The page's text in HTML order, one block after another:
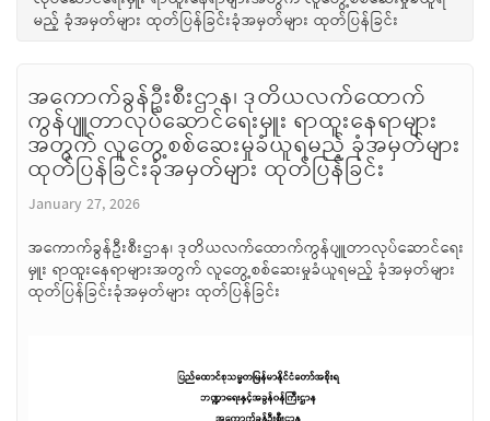
မည့် ခုံအမှတ်များ ထုတ်ပြန်ခြင်းခုံအမှတ်များ ထုတ်ပြန်ခြင်း
အကောက်ခွန်ဦးစီးဌာန၊ ဒုတိယလက်ထောက်
ကွန်ပျူတာလုပ်ဆောင်ရေးမှူး ရာထူးနေရာများ
အတွက် လူတွေ့စစ်ဆေးမှုခံယူရမည့် ခုံအမှတ်များ
ထုတ်ပြန်ခြင်းခုံအမှတ်များ ထုတ်ပြန်ခြင်း
January 27, 2026
အကောက်ခွန်ဦးစီးဌာန၊ ဒုတိယလက်ထောက်ကွန်ပျူတာလုပ်ဆောင်ရေး
မှူး ရာထူးနေရာများအတွက် လူတွေ့စစ်ဆေးမှုခံယူရမည့် ခုံအမှတ်များ
ထုတ်ပြန်ခြင်းခုံအမှတ်များ ထုတ်ပြန်ခြင်း